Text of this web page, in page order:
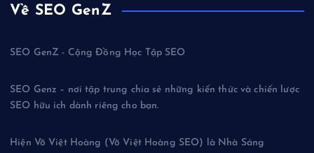
Về SEO GenZ
SEO GenZ - Cộng Đồng Học Tập SEO
SEO Genz – nơi tập trung chia sẻ những kiến thức và chiến lược
SEO hữu ích dành riêng cho bạn.
Hiện Võ Việt Hoàng (Võ Việt Hoàng SEO) là Nhà Sáng